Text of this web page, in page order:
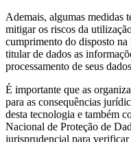
Ademais, algumas medidas
mitigar os riscos da
cumprimento do disposto
titular de dados as
processamento de seus
É importante que as
para as consequências
desta tecnologia e também
Nacional de Proteção de
jurisprudencial para verificar